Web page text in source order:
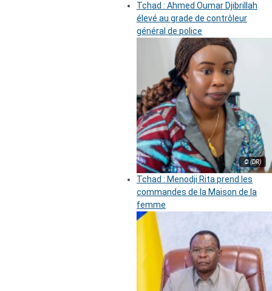
Tchad : Ahmed Oumar Djibrillah
élevé au grade de contrôleur
général de police
© (DR)
Tchad : Menodji Rita prend les
commandes de la Maison de la
femme